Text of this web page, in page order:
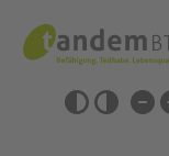
springen
Barrierefrei-
Einstellungen
überspringen
überspringen